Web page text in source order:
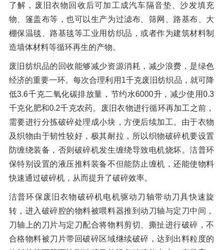
了解，废旧衣物回收后可加工成汽车隔音垫、沙发填充
物、篷盖布等，也可以生产为过滤布、筛网、路基布、大
棚保温毯、路基毯等工业用纺织品，或者作为建筑材料制
造墙体材料等循环再生的产物。
废旧纺织品的回收能够减少资源消耗，减少浪费，是绿色
经济的重要一环。每次合理利用1千克废旧纺织品，就可降
低3.6千克二氧化碳排放量，节约水6000升，减少使用0.3
千克化肥和0.2千克农药。废旧衣物进行循环再加工之前，
需要进行分拣破碎处理成小块，方便后续加工。由于衣物
及织物由于韧性较好，极其耐拉，所以织物破碎机要设置
防缠绕装备，否则破碎机发生缠绕导致电机烧坏。洁普环
保特别设置的液压推料装备不但能防止缠机，还能使物料
快速通过破碎机，从而提升了破碎效率。
洁普环保废旧衣物破碎机电机驱动刀轴带动刀具快速旋
转，进入破碎腔的物料被喂料器推到动刀轴与定刀中间，
刀轴上的刀片与定刀配合将物料剪切、撕扯进行破碎，不
合格物料被刀片带回破碎区域继续破碎，达到出料粒度的